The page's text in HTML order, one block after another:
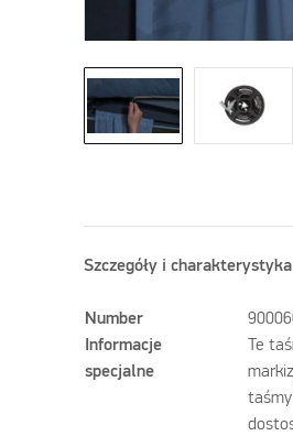
Szczegóły i charakterystyka
Number
Informacje
specjalne
Te